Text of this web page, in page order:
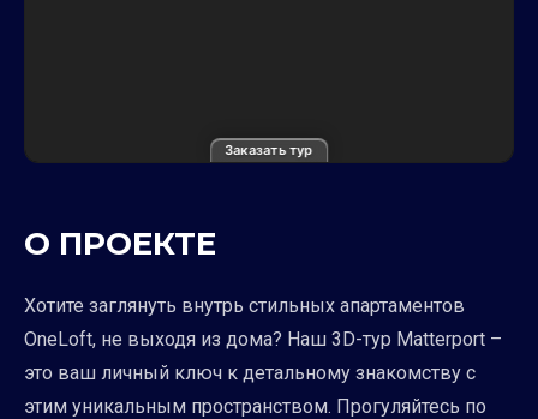
Заказать тур
О ПРОЕКТЕ
Хотите заглянуть внутрь стильных апартаментов
OneLoft, не выходя из дома? Наш 3D-тур Matterport –
это ваш личный ключ к детальному знакомству с
этим уникальным пространством. Прогуляйтесь по